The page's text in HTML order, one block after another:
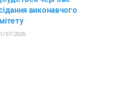
виконавчого
07/2026